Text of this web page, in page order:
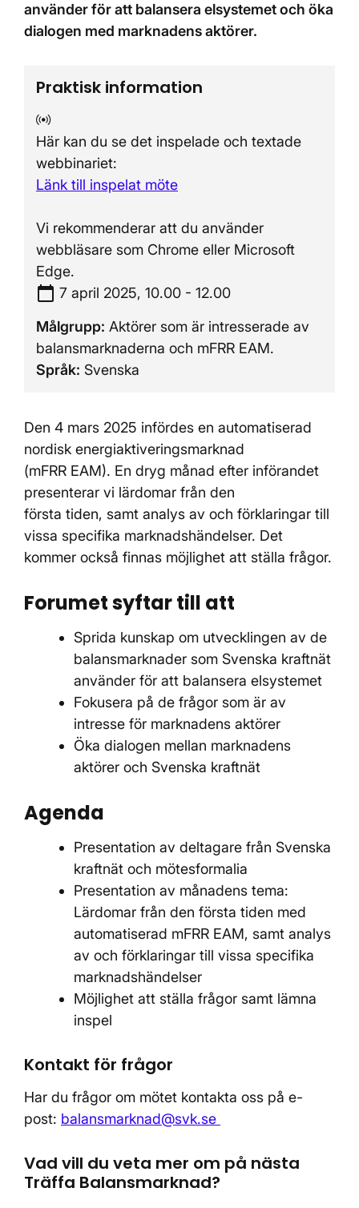
använder för att balansera elsystemet och öka
dialogen med marknadens aktörer.
Praktisk information
Digital mötesplats:
Här kan du se det inspelade och textade
webbinariet:
Länk till inspelat möte
Vi rekommenderar att du använder
webbläsare som Chrome eller Microsoft
Edge.
Tidpunkt:
calendar_today 7 april 2025, 10.00 - 12.00
Målgrupp: Aktörer som är intresserade av
balansmarknaderna och mFRR EAM.
Språk: Svenska
Den 4 mars 2025 infördes en automatiserad
nordisk energiaktiveringsmarknad
(mFRR EAM). En dryg månad efter införandet
presenterar vi lärdomar från den
första tiden, samt analys av och förklaringar till
vissa specifika marknadshändelser. Det
kommer också finnas möjlighet att ställa frågor.
Forumet syftar till att
Sprida kunskap om utvecklingen av de
balansmarknader som Svenska kraftnät
använder för att balansera elsystemet
Fokusera på de frågor som är av
intresse för marknadens aktörer
Öka dialogen mellan marknadens
aktörer och Svenska kraftnät
Agenda
Presentation av deltagare från Svenska
kraftnät och mötesformalia
Presentation av månadens tema:
Lärdomar från den första tiden med
automatiserad mFRR EAM, samt analys
av och förklaringar till vissa specifika
marknadshändelser
Möjlighet att ställa frågor samt lämna
inspel
Kontakt för frågor
Har du frågor om mötet kontakta oss på e-
post: balansmarknad@svk.se
Vad vill du veta mer om på nästa
Träffa Balansmarknad?